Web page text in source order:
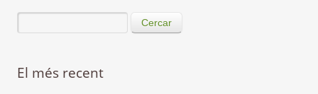
Cercar
El més recent